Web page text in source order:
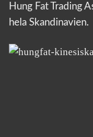
Hung Fat Trading
hela Skandinavien.